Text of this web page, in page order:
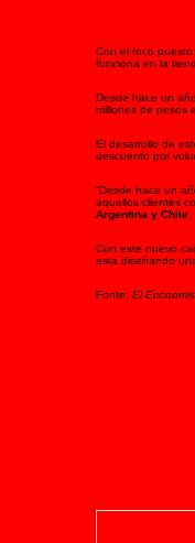
Con el foco puesto
funciona en la
Desde hace un
millones de pesos
El desarrollo de
descuento por
“Desde hace un
aquellos clientes
Argentina y Chile
Con este nuevo
está diseñando
Fonte: El